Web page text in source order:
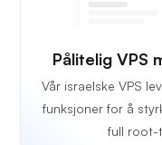
Pålitelig VPS
Vår israelske VPS
funksjoner for å
full root-